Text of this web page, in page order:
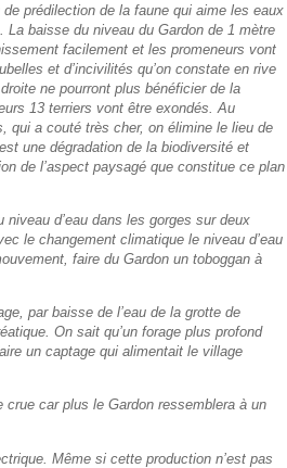
prédilection de la faune qui aime les eaux
baisse du niveau du Gardon de 1 mètre
facilement et les promeneurs vont
et d’incivilités qu’on constate en rive
ne pourront plus bénéficier de la
13 terriers vont être exondés. Au
qui a couté très cher, on élimine le lieu de
une dégradation de la biodiversité et
de l’aspect paysagé que constitue ce plan
d’eau dans les gorges sur deux
le changement climatique le niveau d’eau
faire du Gardon un toboggan à
par baisse de l’eau de la grotte de
On sait qu’un forage plus profond
un captage qui alimentait le village
car plus le Gardon ressemblera à un
Même si cette production n’est pas